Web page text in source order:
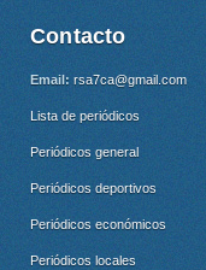
Contacto
Email: rsa7ca@gmail.com
Lista de periódicos
Periódicos general
Periódicos deportivos
Periódicos económicos
Periódicos locales